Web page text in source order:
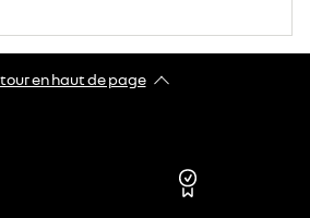
en haut de page​